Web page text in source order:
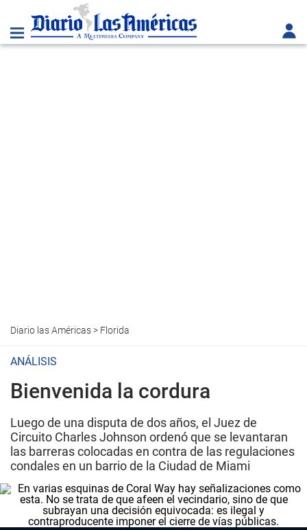
Diario las Américas> Florida
ANÁLISIS
Bienvenida la cordura
Luego de una disputa de dos años, el Juez de
Circuito Charles Johnson ordenó que se levantaran
las barreras colocadas en contra de las regulaciones
condales en un barrio de la Ciudad de Miami